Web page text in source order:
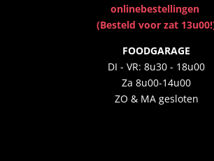
onlinebestellingen
(Besteld voor zat
FOODGARAGE
DI - VR: 8u30 - 18u00
Za 8u00-14u00
ZO & MA gesloten